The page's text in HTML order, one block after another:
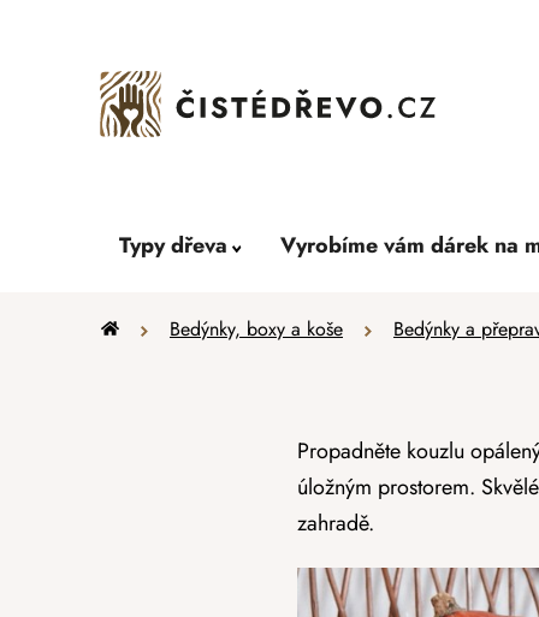
Typy dřeva Vyrobíme vám dárek na
Domů Bedýnky, boxy a koše Bedýnky a
Propadněte kouzlu
úložným prostorem.
zahradě.